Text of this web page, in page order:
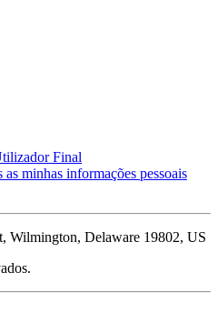
Final
minhas informações pessoais
Wilmington, Delaware 19802, US